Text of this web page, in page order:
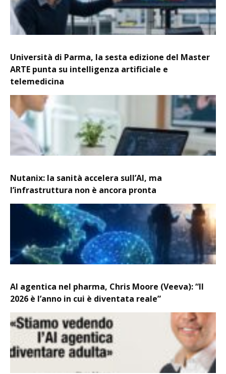
Università di Parma, la sesta edizione del Master
ARTE punta su intelligenza artificiale e
telemedicina
Nutanix: la sanità accelera sull’AI, ma
l’infrastruttura non è ancora pronta
AI agentica nel pharma, Chris Moore (Veeva): “Il
2026 è l’anno in cui è diventata reale”